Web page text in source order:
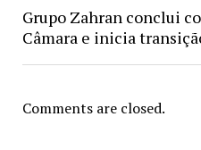
Grupo Zahran conclui
Câmara e inicia
Comments are closed.